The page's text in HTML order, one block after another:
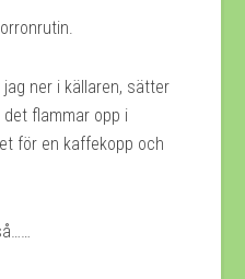
ner i källaren, sätter
flammar opp i
för en kaffekopp och